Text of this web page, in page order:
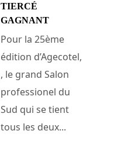
TIERCÉ
GAGNANT
Pour la 25ème
édition d’Agecotel,
, le grand Salon
professionel du
Sud qui se tient
tous les deux...